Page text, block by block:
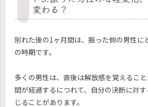
変わる？
別れた後の1ヶ月間は、振った側の男性に
の時期です。
多くの男性は、直後は解放感を覚えるこ
間が経過するにつれて、自分の決断に対
じることがあります。